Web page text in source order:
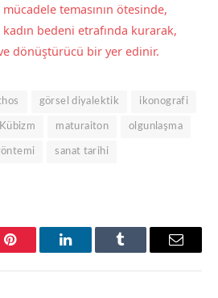
temasının ötesinde,
bedeni etrafında kurarak,
dönüştürücü bir yer edinir.
görsel diyalektik ikonografi
Kübizm maturaiton olgunlaşma
sanat tarihi
Pinterest LinkedInTumblr Email